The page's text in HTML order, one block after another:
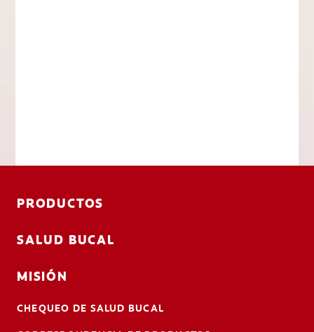
PRODUCTOS
SALUD BUCAL
MISIÓN
CHEQUEO DE SALUD BUCAL